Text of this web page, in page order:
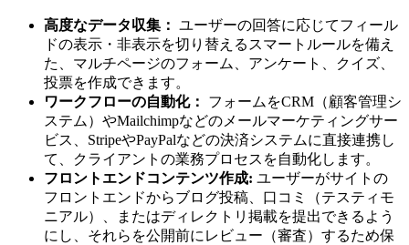
高度なデータ収集： ユーザーの回答に応じてフィール
ドの表示・非表示を切り替えるスマートルールを備え
た、マルチページのフォーム、アンケート、クイズ、
投票を作成できます。
ワークフローの自動化：
フォームをCRM（顧客管理シ
ステム）やMailchimpなどのメールマーケティングサー
ビス、StripeやPayPalなどの決済システムに直接連携し
て、クライアントの業務プロセスを自動化します。
フロントエンドコンテンツ作成: ユーザーがサイトの
フロントエンドからブログ投稿、口コミ（テスティモ
ニアル）、またはディレクトリ掲載を提出できるよう
にし、それらを公開前にレビュー（審査）するため保